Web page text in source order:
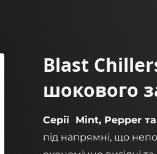
Blast
шокового
Серії Mint, Pepper
під напрямні, що